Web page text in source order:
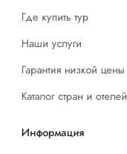
Где купить тур
Наши услуги
Гарантия низкой цены
Каталог стран и отелей
Информация